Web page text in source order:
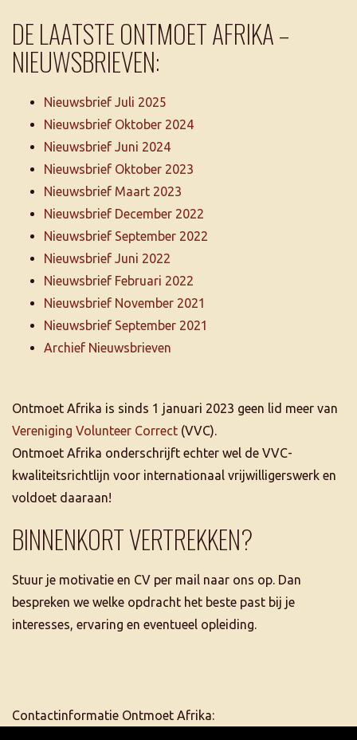
DE LAATSTE ONTMOET AFRIKA –
NIEUWSBRIEVEN:
Nieuwsbrief Juli 2025
Nieuwsbrief Oktober 2024
Nieuwsbrief Juni 2024
Nieuwsbrief Oktober 2023
Nieuwsbrief Maart 2023
Nieuwsbrief December 2022
Nieuwsbrief September 2022
Nieuwsbrief Juni 2022
Nieuwsbrief Februari 2022
Nieuwsbrief November 2021
Nieuwsbrief September 2021
Archief Nieuwsbrieven
Ontmoet Afrika is sinds 1 januari 2023 geen lid meer van
Vereniging Volunteer Correct (VVC).
Ontmoet Afrika onderschrijft echter wel de VVC-
kwaliteitsrichtlijn voor internationaal vrijwilligerswerk en
voldoet daaraan!
BINNENKORT VERTREKKEN?
Stuur je motivatie en CV per mail naar ons op. Dan
bespreken we welke opdracht het beste past bij je
interesses, ervaring en eventueel opleiding.
Contactinformatie Ontmoet Afrika: